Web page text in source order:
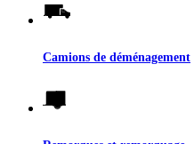
Camions de déménagement